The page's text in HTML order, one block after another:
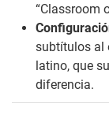
“Classroom
subtítulos al
latino, que
diferencia.